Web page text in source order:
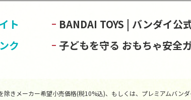
ト
BANDAI TOYS | バンダイ公
ク
子どもを守る おもちゃ安全
きメーカー希望小売価格(税10%込)、もしくは、プレミアムバンダ